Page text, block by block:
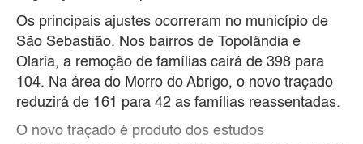
Os principais ajustes ocorreram no município de
São Sebastião. Nos bairros de Topolândia e
Olaria, a remoção de famílias cairá de 398 para
104. Na área do Morro do Abrigo, o novo traçado
reduzirá de 161 para 42 as famílias reassentadas.
O novo traçado é produto dos estudos